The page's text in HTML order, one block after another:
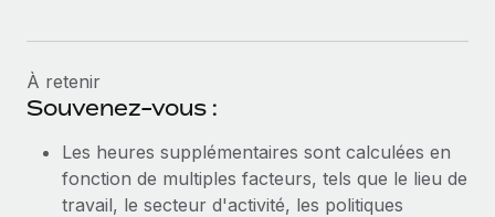
À retenir
Souvenez-vous :
Les heures supplémentaires sont calculées en
fonction de multiples facteurs, tels que le lieu de
travail, le secteur d'activité, les politiques